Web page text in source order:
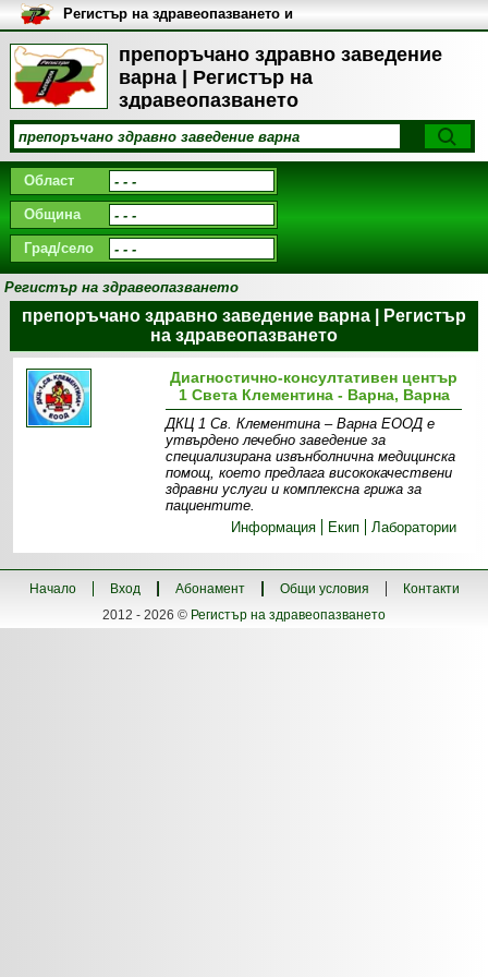
препоръчано здравно заведение
варна | Регистър на
здравеопазването
Регистър на здравеопазването и
медицинските заведения в
България
Област
Община
Град/село
Регистър на здравеопазването
препоръчано здравно заведение варна | Регистър
на здравеопазването
Диагностично-консултативен център
1 Света Клементина - Варна, Варна
ДКЦ 1 Св. Клементина – Варна ЕООД е
утвърдено лечебно заведение за
специализирана извънболнична медицинска
помощ, което предлага висококачествени
здравни услуги и комплексна грижа за
пациентите.
Информация
Екип Лаборатории
Начало Вход Абонамент Общи условия
Контакти
2012 - 2026 © Регистър на здравеопазването